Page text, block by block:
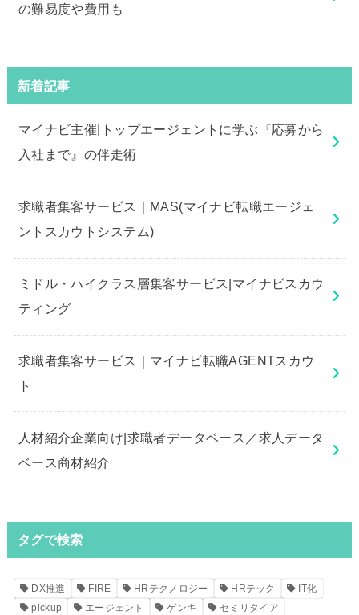
の難易度や費用も
新着記事
マイナビ主催|トップエージェントに学ぶ『応募から
入社まで』の伴走術
求職者集客サービス｜MAS(マイナビ転職エージェ
ントスカウトシステム)
ミドル・ハイクラス層集客サービス|マイナビスカウ
ティング
求職者集客サービス｜マイナビ転職AGENTスカウ
ト
人材紹介企業向け|求職者データベース／求人データ
ベース商材紹介
タグで検索
DX推進 FIRE HRテクノロジー HRテック
IT化
pickup
エージェント ゲンキ
セミリタイア